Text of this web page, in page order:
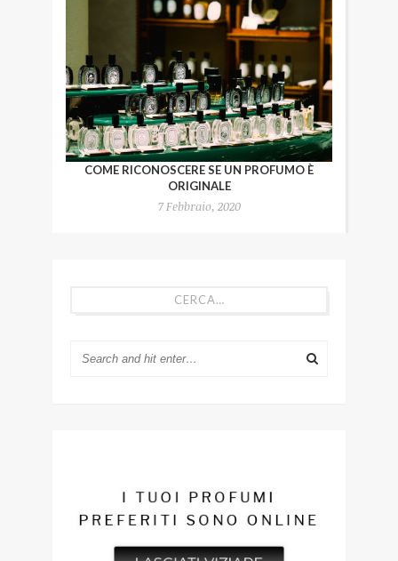
COME RICONOSCERE SE UN PROFUMO È
ORIGINALE
7 Febbraio, 2020
CERCA…